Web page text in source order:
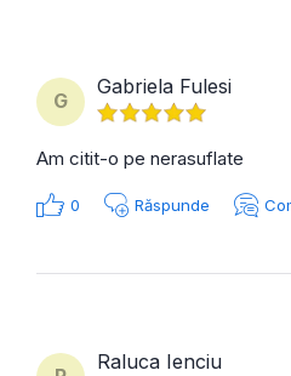
G
Gabriela Fulesi
Am citit-o pe nerasuflate
0 Răspunde
Raluca Ienciu